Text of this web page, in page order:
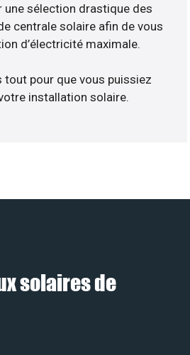
une sélection drastique des
centrale solaire afin de vous
d’électricité maximale.
tout pour que vous puissiez
installation solaire.
solaires de